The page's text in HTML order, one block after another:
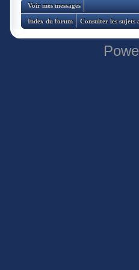
Voir mes messages
Index du forum Consulter les sujets